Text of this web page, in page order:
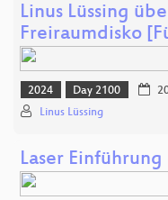
Linus Lüssing
Freiraumdisko
2024 Day 2100
Linus Lüssing
Laser Einführung